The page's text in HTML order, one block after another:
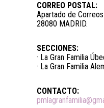
CORREO POSTAL:
Apartado de
28080 MADRID.
SECCIONES:
· La Gran Familia
· La Gran Familia
CONTACTO: